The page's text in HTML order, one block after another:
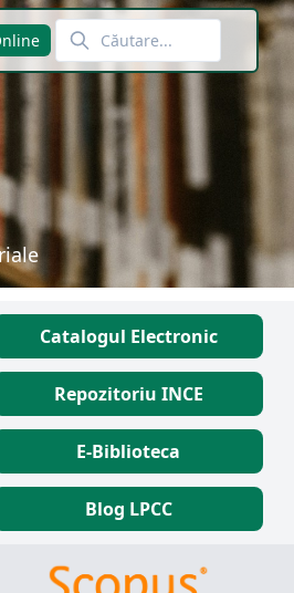
Catalogul Electronic
Repozitoriu INCE
E-Biblioteca
Blog LPCC